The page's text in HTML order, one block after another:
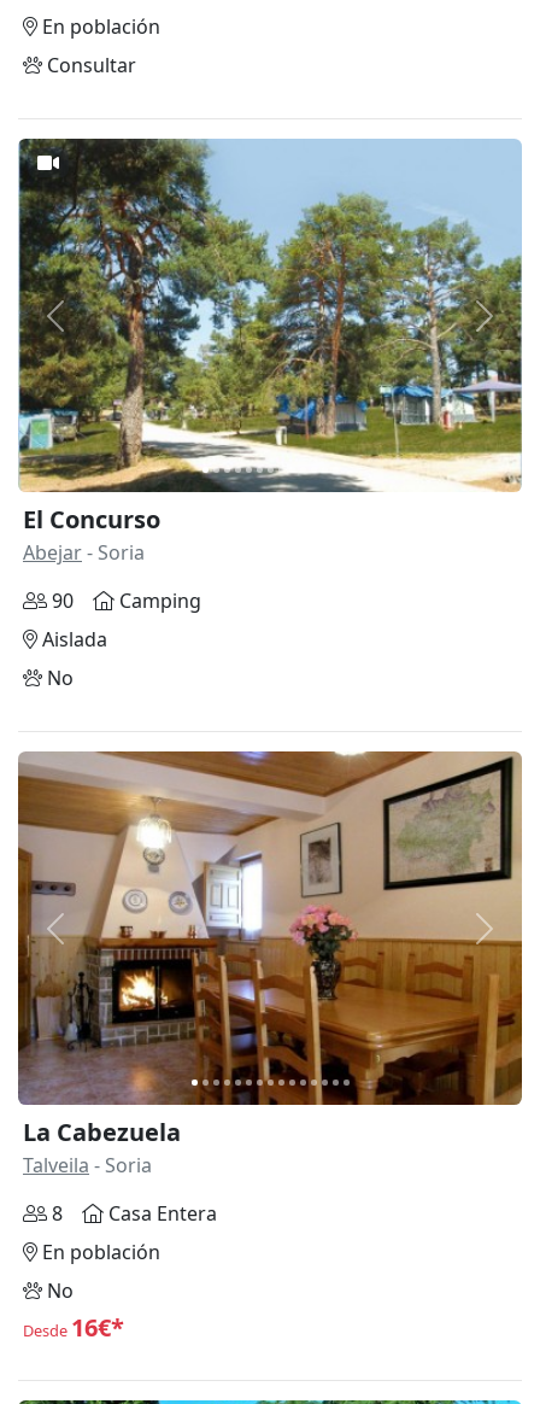
En población
Consultar
Anterior
El Concurso
Abejar- Soria
90
Camping
Aislada
No
Anterior
La Cabezuela
Talveila - Soria
8
Casa Entera
En población
No
Desde 16€*